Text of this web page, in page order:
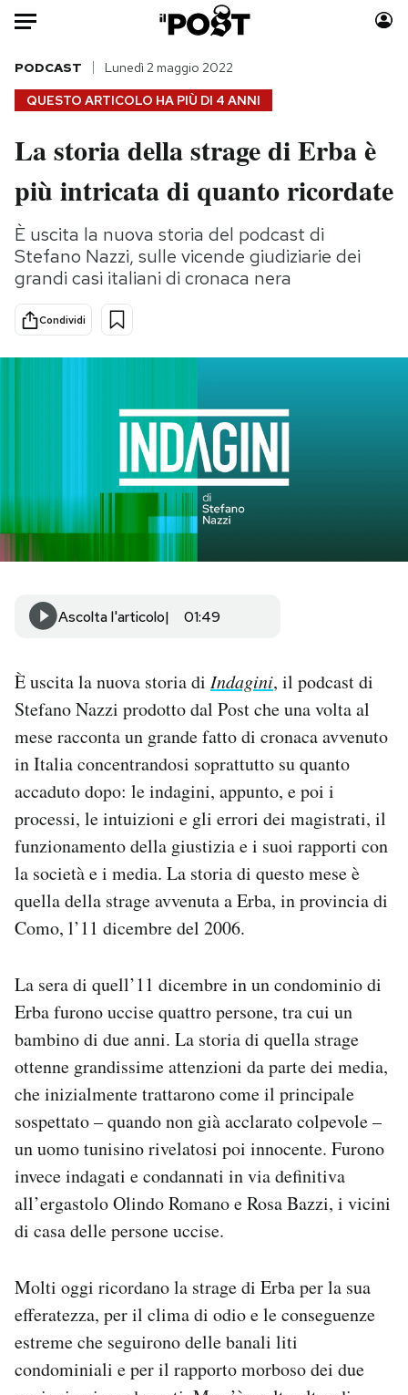
Auto
HOME
Italia
Politica
Tecnologia
Internet
Scienza
Cultura
Economia
Moda
Consumismi
Storie/Idee
Ok Boomer!
Media
NEWSLETTER
I MIEI PREFERITI
SHOP
CALENDARIO
AREA PERSONALE
Area Personale
Notifiche mobile
Regala il Post
Hai bisogno di aiuto?
Esci
QUESTO ARTICOLO HA PIÙ DI 4 ANNI
PODCAST Lunedì 2 maggio 2022
La storia della strage di Erba è
più intricata di quanto ricordate
È uscita la nuova storia del podcast di
Stefano Nazzi, sulle vicende giudiziarie dei
grandi casi italiani di cronaca nera
Condividi
Ascolta l'articolo 01:49
È uscita la nuova storia di Indagini, il podcast di
Stefano Nazzi prodotto dal Post che una volta al
mese racconta un grande fatto di cronaca avvenuto
in Italia concentrandosi soprattutto su quanto
accaduto dopo: le indagini, appunto, e poi i
processi, le intuizioni e gli errori dei magistrati, il
funzionamento della giustizia e i suoi rapporti con
la società e i media. La storia di questo mese è
quella della strage avvenuta a Erba, in provincia di
Como, l’11 dicembre del 2006.
La sera di quell’11 dicembre in un condominio di
Erba furono uccise quattro persone, tra cui un
bambino di due anni. La storia di quella strage
ottenne grandissime attenzioni da parte dei media,
che inizialmente trattarono come il principale
sospettato – quando non già acclarato colpevole –
un uomo tunisino rivelatosi poi innocente. Furono
invece indagati e condannati in via definitiva
all’ergastolo Olindo Romano e Rosa Bazzi, i vicini
di casa delle persone uccise.
Molti oggi ricordano la strage di Erba per la sua
efferatezza, per il clima di odio e le conseguenze
estreme che seguirono delle banali liti
condominiali e per il rapporto morboso dei due